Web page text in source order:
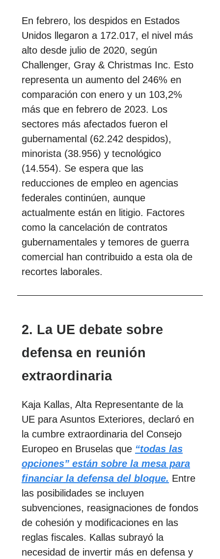
En febrero, los despidos en Estados
Unidos llegaron a 172.017, el nivel más
alto desde julio de 2020, según
Challenger, Gray & Christmas Inc. Esto
representa un aumento del 246% en
comparación con enero y un 103,2%
más que en febrero de 2023. Los
sectores más afectados fueron el
gubernamental (62.242 despidos),
minorista (38.956) y tecnológico
(14.554). Se espera que las
reducciones de empleo en agencias
federales continúen, aunque
actualmente están en litigio. Factores
como la cancelación de contratos
gubernamentales y temores de guerra
comercial han contribuido a esta ola de
recortes laborales.
2. La UE debate sobre
defensa en reunión
extraordinaria
Kaja Kallas, Alta Representante de la
UE para Asuntos Exteriores, declaró en
la cumbre extraordinaria del Consejo
Europeo en Bruselas que “todas las
opciones” están sobre la mesa para
financiar la defensa del bloque. Entre
las posibilidades se incluyen
subvenciones, reasignaciones de fondos
de cohesión y modificaciones en las
reglas fiscales. Kallas subrayó la
necesidad de invertir más en defensa y